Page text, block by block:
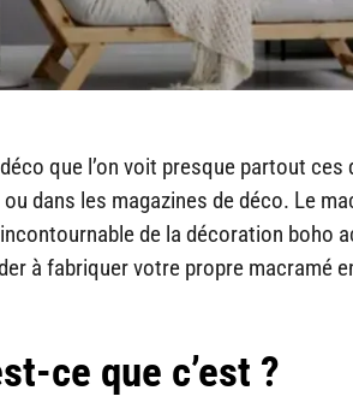
que l’on voit presque partout
dans les magazines de déco. Le
de la décoration boho
à fabriquer votre propre macramé
ce que c’est ?